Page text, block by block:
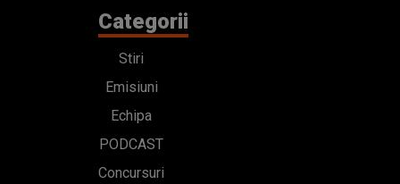
Categorii
Stiri
Emisiuni
Echipa
PODCAST
Concursuri